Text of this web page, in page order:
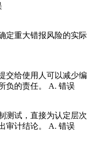
定重大错报风险的实际
交给使用人可以减少编
负的责任。 A. 错误
测试，直接为认定层次
审计结论。 A. 错误